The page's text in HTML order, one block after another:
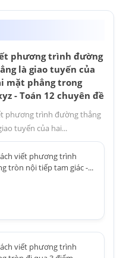
phương trình đường
là giao tuyến của
mặt phẳng trong
- Toán 12 chuyên đề
phương trình đường thẳng
tuyến của hai...
viết phương trình
tròn nội tiếp tam giác -...
viết phương trình